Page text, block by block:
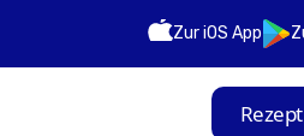
Zur iOS App